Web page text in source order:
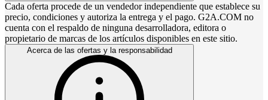
Cada oferta procede de un vendedor independiente que establece su
precio, condiciones y autoriza la entrega y el pago. G2A.COM no
cuenta con el respaldo de ninguna desarrolladora, editora o
propietario de marcas de los artículos disponibles en este sitio.
Acerca de las ofertas y la responsabilidad